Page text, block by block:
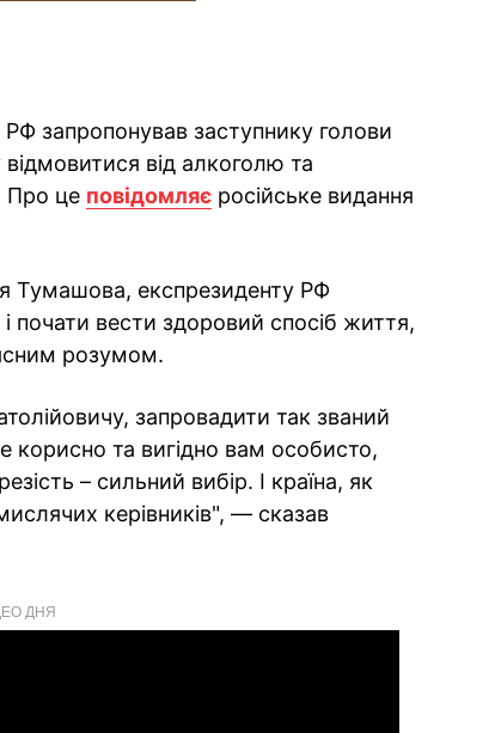
запропонував заступнику голови
від алкоголю та
Про це повідомляє російське видання
Тумашова, експрезиденту РФ
почати вести здоровий спосіб життя,
ясним розумом.
запровадити так званий
та вигідно вам особисто,
– сильний вибір. І країна, як
керівників", — сказав
ДНЯ